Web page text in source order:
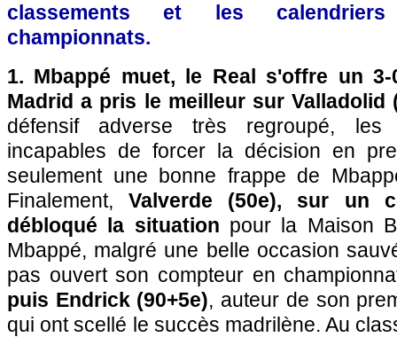
classements et les
championnats.
1. Mbappé muet, le Real s'offre un
Madrid a pris le meilleur sur Valladolid
défensif adverse très regroupé,
incapables de forcer la décision en
seulement une bonne frappe de
Finalement,Valverde (50e), sur un
débloqué la situation pour la Maison
Mbappé, malgré une belle occasion
pas ouvert son compteur en
puis Endrick (90+5e), auteur de son
qui ont scellé le succès madrilène. Au